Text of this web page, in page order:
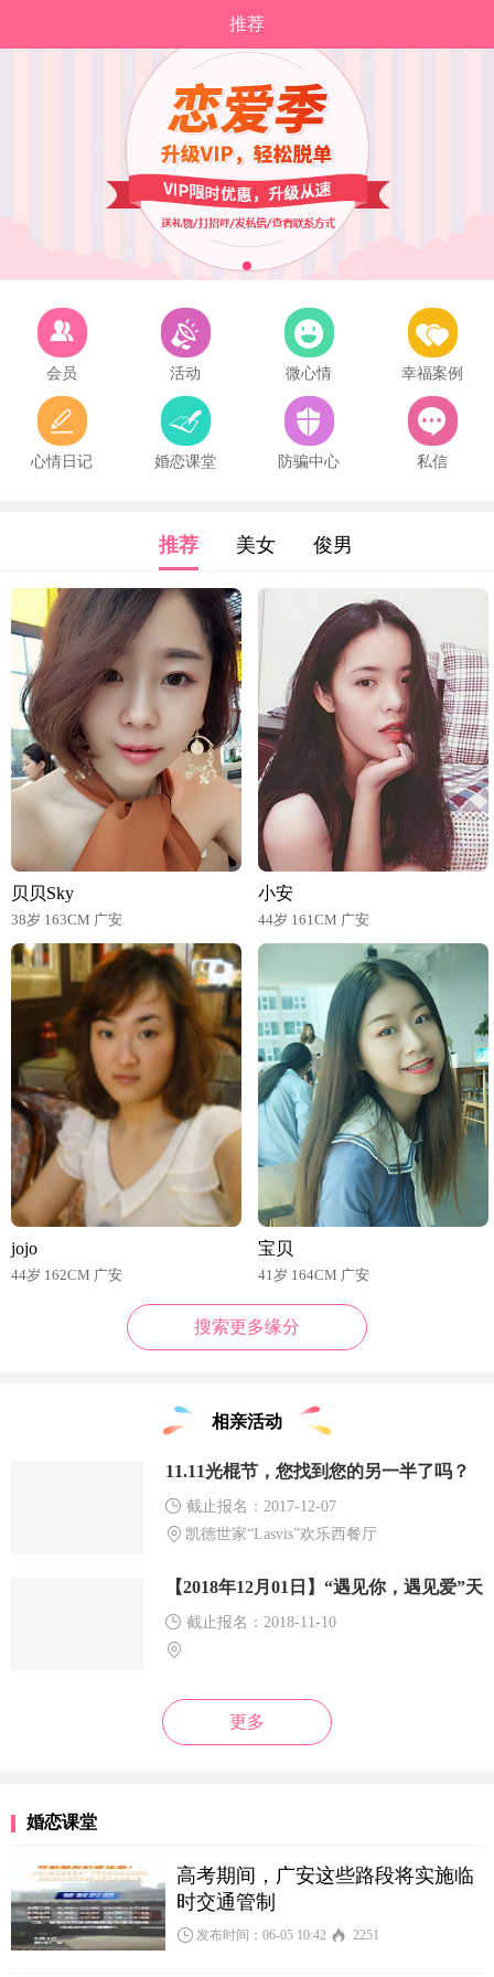
推荐
会员 活动 微心情 幸福案例
心情日记 婚恋课堂 防骗中心 私信
推荐 美女 俊男
贝贝Sky
38岁 163CM 广安
小安
44岁 161CM 广安
jojo
44岁 162CM 广安
宝贝
41岁 164CM 广安
搜索更多缘分
相亲活动
11.11光棍节，您找到您的另一半了吗？
截止报名：2017-12-07
凯德世家“Lasvis”欢乐西餐厅
【2018年12月01日】“遇见你，遇见爱”天
截止报名：2018-11-10
更多
婚恋课堂
高考期间，广安这些路段将实施临
时交通管制
发布时间：06-05 10:42 2251